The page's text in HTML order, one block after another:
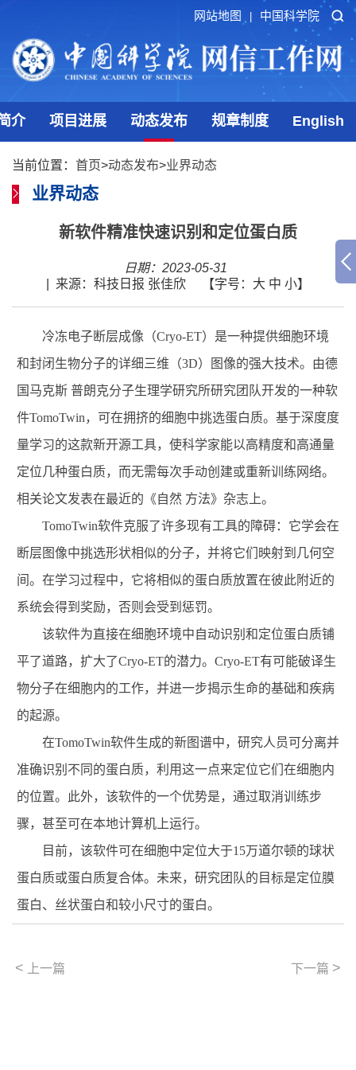
网站地图 中国科学院
介 项目进展 动态发布 规章制度 English
当前位置： 首页>动态发布>业界动态
业界动态
新软件精准快速识别和定位蛋白质
日期：2023-05-31
来源：科技日报 张佳欣 【字号： 大 中 小】
冷冻电子断层成像（Cryo-ET）是一种提供细胞环境
和封闭生物分子的详细三维（3D）图像的强大技术。由德
国马克斯 普朗克分子生理学研究所研究团队开发的一种软
件TomoTwin，可在拥挤的细胞中挑选蛋白质。基于深度度
量学习的这款新开源工具，使科学家能以高精度和高通量
定位几种蛋白质，而无需每次手动创建或重新训练网络。
相关论文发表在最近的《自然 方法》杂志上。
TomoTwin软件克服了许多现有工具的障碍：它学会在
断层图像中挑选形状相似的分子，并将它们映射到几何空
间。在学习过程中，它将相似的蛋白质放置在彼此附近的
系统会得到奖励，否则会受到惩罚。
该软件为直接在细胞环境中自动识别和定位蛋白质铺
平了道路，扩大了Cryo-ET的潜力。Cryo-ET有可能破译生
物分子在细胞内的工作，并进一步揭示生命的基础和疾病
的起源。
在TomoTwin软件生成的新图谱中，研究人员可分离并
准确识别不同的蛋白质，利用这一点来定位它们在细胞内
的位置。此外，该软件的一个优势是，通过取消训练步
骤，甚至可在本地计算机上运行。
目前，该软件可在细胞中定位大于15万道尔顿的球状
蛋白质或蛋白质复合体。未来，研究团队的目标是定位膜
蛋白、丝状蛋白和较小尺寸的蛋白。
< 上一篇 下一篇 >